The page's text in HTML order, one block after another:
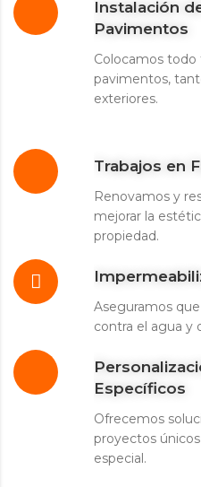
Instalación
Pavimentos
Colocamos
pavimentos,
exteriores.
Trabajos en
Renovamos y
mejorar la
propiedad.
Aseguramos
contra el agua y
Específicos
Ofrecemos
proyectos
especial.